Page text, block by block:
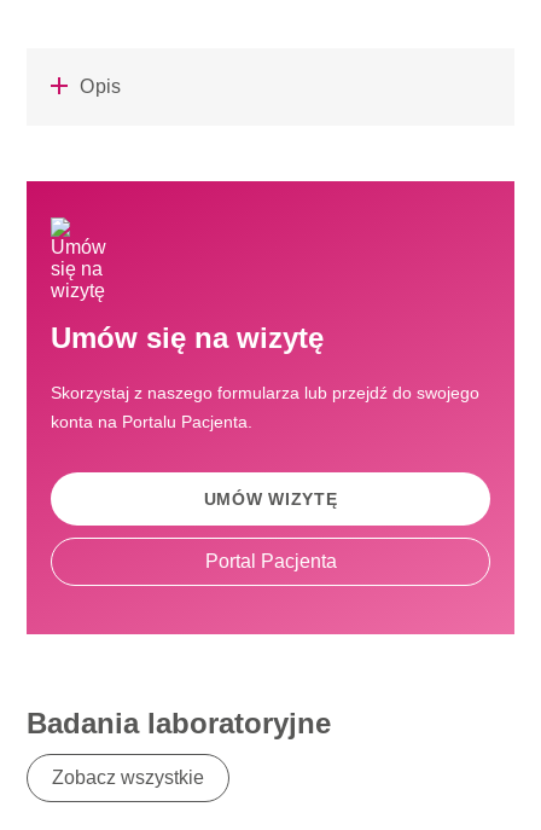
Opis
Umów się na wizytę
Skorzystaj z naszego formularza lub przejdź do swojego
konta na Portalu Pacjenta.
UMÓW WIZYTĘ
Portal Pacjenta
Badania laboratoryjne
Zobacz wszystkie